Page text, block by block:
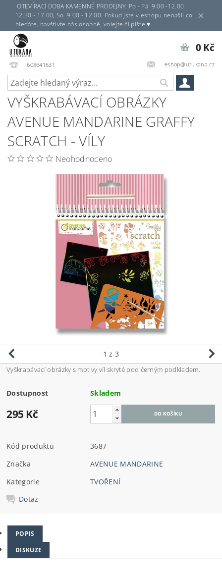
OTEVÍRACÍ DOBA KAMENNÉ PRODEJNY: Po - Pá 9.00 -12.00
12.30 - 17.00, So 9.00 - 12.00. Pokud jste v eshopu nenašli co
hledáte, navštivte nás osobně, volejte či pište ♥
608641631 eshop@utukana.cz
0 Kč
VYŠKRABÁVACÍ OBRÁZKY
AVENUE MANDARINE GRAFFY
SCRATCH - VÍLY
Neohodnoceno
1 z 3
Vyškrabávací obrázky s motivy víl skryté pod černým podkladem.
Dostupnost Skladem
295 Kč
Kód produktu
3687
Značka
AVENUE MANDARINE
Kategorie
TVOŘENÍ
Dotaz
POPIS
DISKUZE